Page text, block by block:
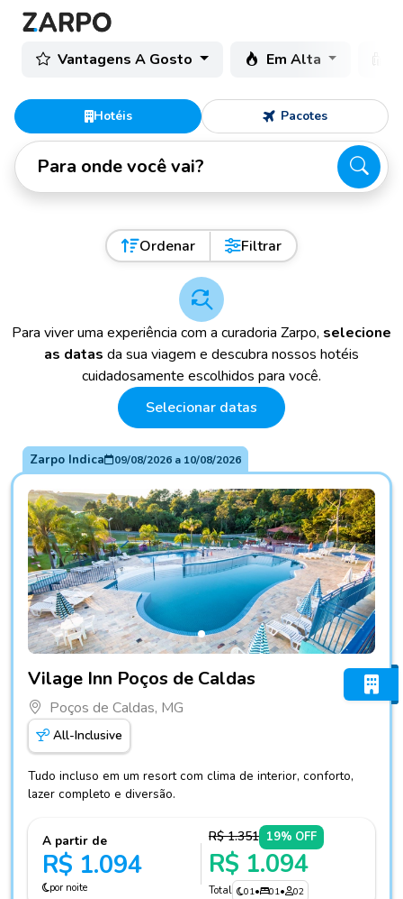
Vantagens A Gosto Em Alta
Hotéis Pacotes
Para onde você vai?
Ordenar Filtrar
Para viver uma experiência com a curadoria Zarpo, selecione
as datas da sua viagem e descubra nossos hotéis
cuidadosamente escolhidos para você.
Selecionar datas
Zarpo Indica 09/08/2026a 10/08/2026
Vilage Inn Poços de Caldas
Poços de Caldas, MG
All-Inclusive
Tudo incluso em um resort com clima de interior, conforto,
lazer completo e diversão.
A partir de
R$ 1.094
por noite
R$ 1.351 19% OFF
R$ 1.094
Total 01• 01• 02